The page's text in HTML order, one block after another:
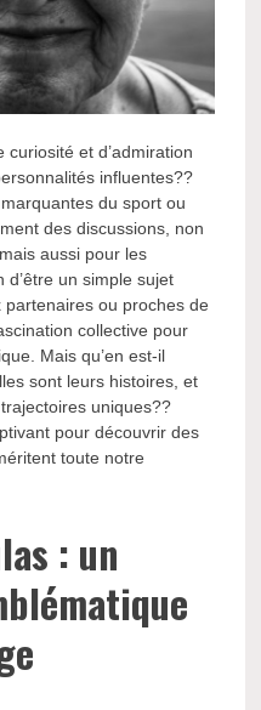
et d’admiration
influentes??
du sport ou
des discussions, non
aussi pour les
un simple sujet
partenaires ou proches de
collective pour
Mais qu’en est-il
sont leurs histoires, et
uniques??
pour découvrir des
toute notre
: un